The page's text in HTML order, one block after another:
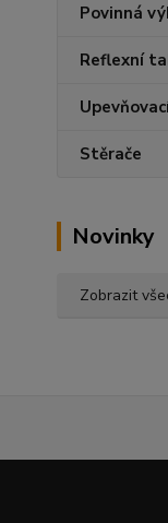
Povinná
Reflexní
Stěrače
Novinky
Zobrazit